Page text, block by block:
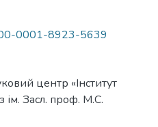
0001-8923-5639
центр «Інститут
ім. Засл. проф. М.С.